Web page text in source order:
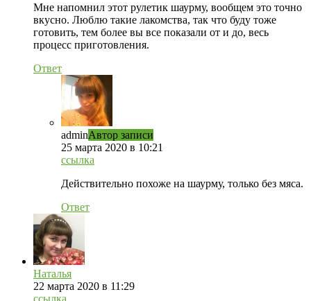
Мне напомнил этот рулетик шаурму, вообщем это точно
вкусно. Люблю такие лакомства, так что буду тоже
готовить, тем более вы все показали от и до, весь
процесс приготовления.
Ответ
adminАвтор записи
25 марта 2020 в 10:21
ссылка
Действительно похоже на шаурму, только без мяса.
Ответ
Наталья
22 марта 2020 в 11:29
ссылка